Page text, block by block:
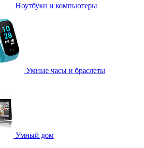
Ноутбуки и компьютеры
Умные часы и браслеты
Умный дом